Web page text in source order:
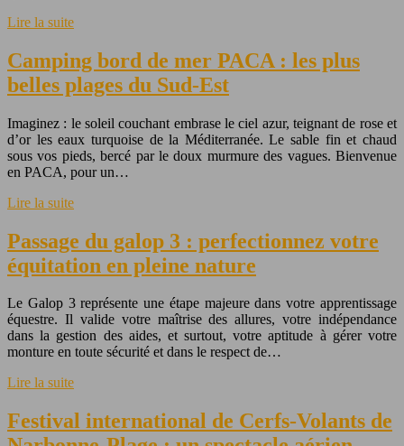
Lire la suite
Camping bord de mer PACA : les plus
belles plages du Sud-Est
Imaginez : le soleil couchant embrase le ciel azur, teignant de rose et
d’or les eaux turquoise de la Méditerranée. Le sable fin et chaud
sous vos pieds, bercé par le doux murmure des vagues. Bienvenue
en PACA, pour un…
Lire la suite
Passage du galop 3 : perfectionnez votre
équitation en pleine nature
Le Galop 3 représente une étape majeure dans votre apprentissage
équestre. Il valide votre maîtrise des allures, votre indépendance
dans la gestion des aides, et surtout, votre aptitude à gérer votre
monture en toute sécurité et dans le respect de…
Lire la suite
Festival international de Cerfs-Volants de